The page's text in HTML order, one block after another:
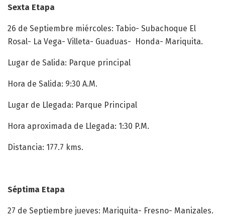
Sexta Etapa
26 de Septiembre miércoles: Tabio- Subachoque El
Rosal- La Vega- Villeta- Guaduas- Honda- Mariquita.
Lugar de Salida: Parque principal
Hora de Salida: 9:30 A.M.
Lugar de Llegada: Parque Principal
Hora aproximada de Llegada: 1:30 P.M.
Distancia: 177.7 kms.
Séptima Etapa
27 de Septiembre jueves: Mariquita- Fresno- Manizales.